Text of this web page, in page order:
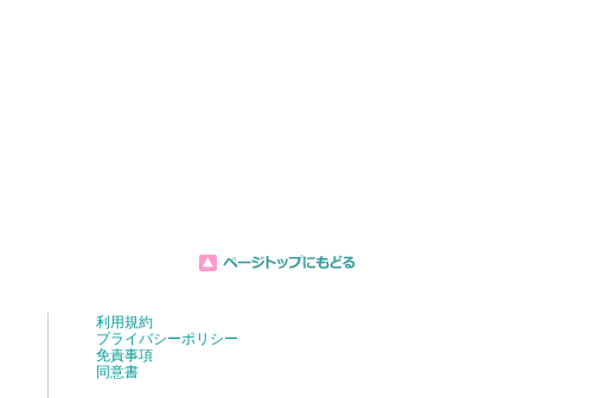
利用規約
プライバシーポリシー
免責事項
同意書